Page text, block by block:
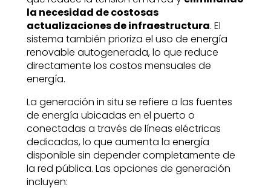
la necesidad de costosas
actualizaciones de infraestructura. El
sistema también prioriza el uso de energía
renovable autogenerada, lo que reduce
directamente los costos mensuales de
energía.
La generación in situ se refiere a las fuentes
de energía ubicadas en el puerto o
conectadas a través de líneas eléctricas
dedicadas, lo que aumenta la energía
disponible sin depender completamente de
la red pública. Las opciones de generación
incluyen: